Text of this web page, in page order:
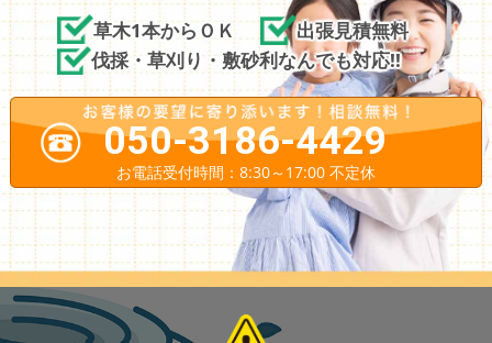
草木1本からＯＫ
出張見積無料
伐採・草刈り・敷砂利なんでも対応!!
050-3186-4429
お電話受付時間：8:30～17:00 不定休